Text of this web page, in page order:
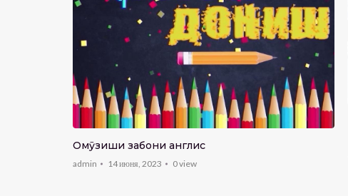
Омӯзиши забони англисӣ
admin 14 июня, 2023 0view